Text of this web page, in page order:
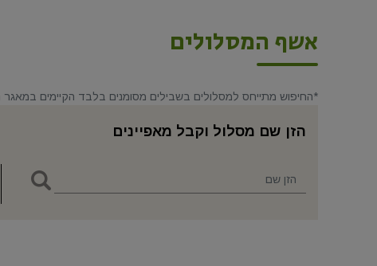
אשף המסלולים
*החיפוש מתייחס למסלולים בשבילים מסומנים בלבד הקיימים במאגר
הזן שם מסלול וקבל מאפיינים